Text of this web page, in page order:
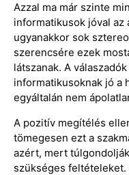
Azzal ma már szinte
informatikusok jóval az
ugyanakkor sok
szerencsére ezek
látszanak. A
informatikusoknak jó a
egyáltalán nem
A pozitív megítélés
tömegesen ezt a
azért, mert
szükséges feltételeket.